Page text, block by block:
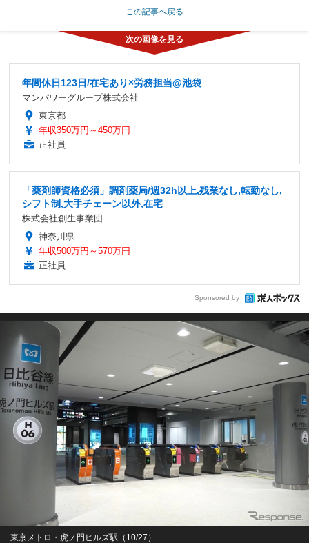
この記事へ戻る
年間休日123日/在宅あり×労務担当@池袋
マンパワーグループ株式会社
東京都
年収350万円～450万円
正社員
「薬剤師資格必須」調剤薬局/週32h以上,残業なし,転勤なし,
シフト制,大手チェーン以外,在宅
株式会社創生事業団
神奈川県
年収500万円～570万円
正社員
Sponsored by
東京メトロ・虎ノ門ヒルズ駅（10/27）